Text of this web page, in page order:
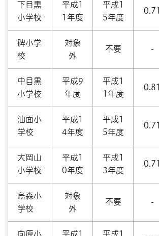
下目黒
小学校
平成1
1年度
平成1
5年度
0.71
碑小学
校
対象
外
不要 -
中目黒
小学校
平成9
年度
平成1
1年度
0.81
油面小
学校
平成1
4年度
平成1
5年度
0.71
大岡山
小学校
平成1
0年度
平成1
3年度
0.71
烏森小
学校
対象
外
不要 -
向原小
平成1
平成1